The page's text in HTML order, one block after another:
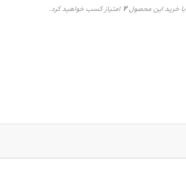
با خرید این محصول2 امتیاز کسب خواهید کرد.